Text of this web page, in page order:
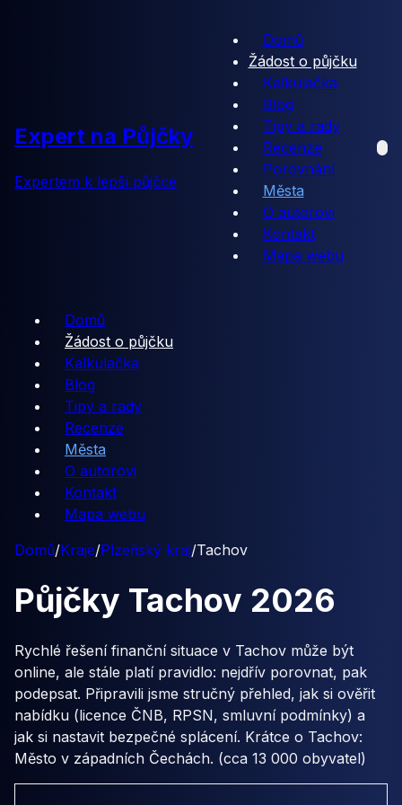
Expert na Půjčky
Expertem k lepší půjčce
Domů
Žádost o půjčku
Kalkulačka
Blog
Tipy a rady
Recenze
Porovnání
Města
O autorovi
Kontakt
Mapa webu
Domů
Žádost o půjčku
Kalkulačka
Blog
Tipy a rady
Recenze
Města
O autorovi
Kontakt
Mapa webu
Domů/Kraje/Plzeňský kraj/Tachov
Půjčky Tachov 2026
Rychlé řešení finanční situace v Tachov může být
online, ale stále platí pravidlo: nejdřív porovnat, pak
podepsat. Připravili jsme stručný přehled, jak si ověřit
nabídku (licence ČNB, RPSN, smluvní podmínky) a
jak si nastavit bezpečné splácení. Krátce o Tachov:
Město v západních Čechách. (cca 13 000 obyvatel)